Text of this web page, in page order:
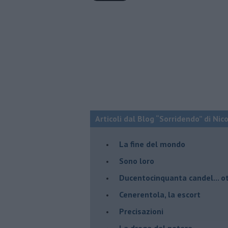
Articoli dal Blog “Sorridendo” di
La fine del mondo
Sono loro
Ducentocinquanta candel...
Cenerentola, la escort
Precisazioni